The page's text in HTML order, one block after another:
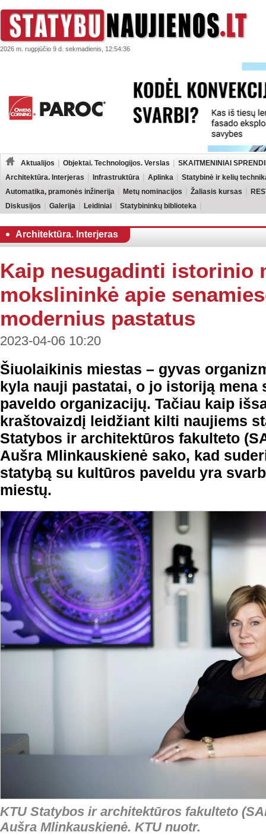
2026 m. rugpjūčio 9 d. sekmadienis, 12:54:36
Aktualijos Objektai. Technologijos. Verslas
SKAITMENINIAI
Architektūra. Interjeras
Infrastruktūra Aplinka
Statybinė ir kelių
Automatika, pramonės inžinerija
Metų nominacijos Žaliasis kursas
Diskusijos
Galerija Leidiniai Statybininkų biblioteka
Architektūra. Interjeras
Kaip nesugadinti istorinio
mokslininkė apie
modernius pastatus
2023-04-06 10:20
Šiuolaikinis miestas – gyvas
kyla nauji pastatai, o jo istoriją mena
paveldo organizacijų. Tačiau kaip
kraštovaizdį leidžiant kilti naujiems
Statybos ir architektūros fakulteto
Aušra Mlinkauskienė sako, kad
statybą su kultūros paveldu yra
miestų.
KTU Statybos ir architektūros fakulteto
Aušra Mlinkauskienė. KTU nuotr.